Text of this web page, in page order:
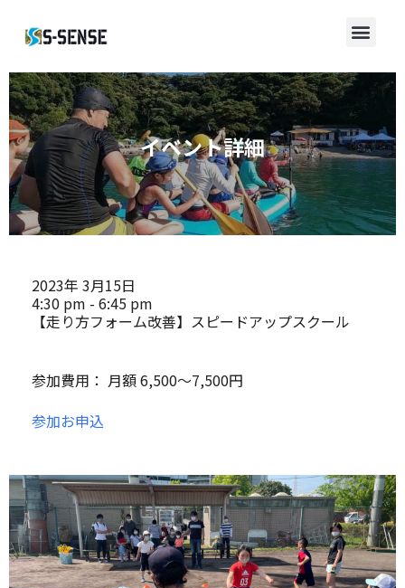
イベント詳細
2023年 3月15日
4:30 pm - 6:45 pm
【走り方フォーム改善】スピードアップスクール
参加費用： 月額 6,500～7,500円
参加お申込